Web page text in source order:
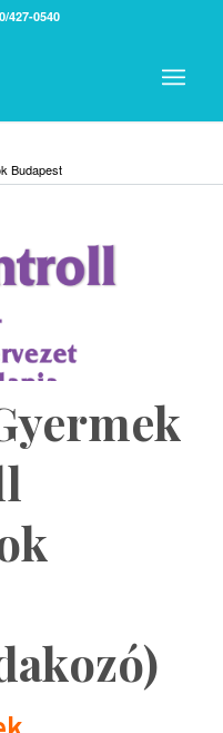
427-0540
Budapest